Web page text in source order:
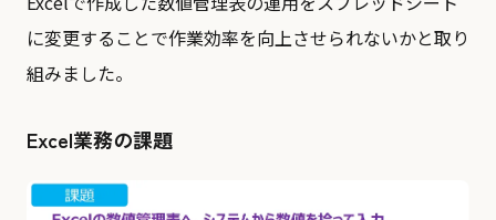
に変更することで作業効率を向上させられないかと取り
組みました。
Excel業務の課題